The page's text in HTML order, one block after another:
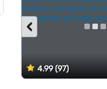
4.99 (97)
‹